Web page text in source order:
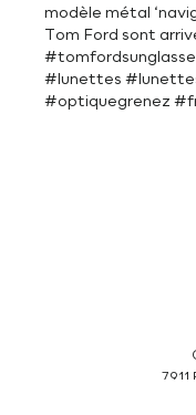
modèle métal
Tom Ford sont
#lunettes
#optiquegrenez